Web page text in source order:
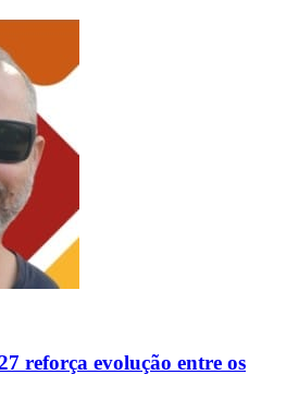
reforça evolução entre os